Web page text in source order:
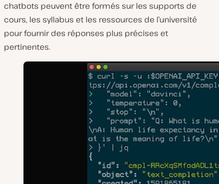
chatbots peuvent être formés sur les supports de
cours, les syllabus et les ressources de l’université
pour fournir des réponses plus précises et
pertinentes.